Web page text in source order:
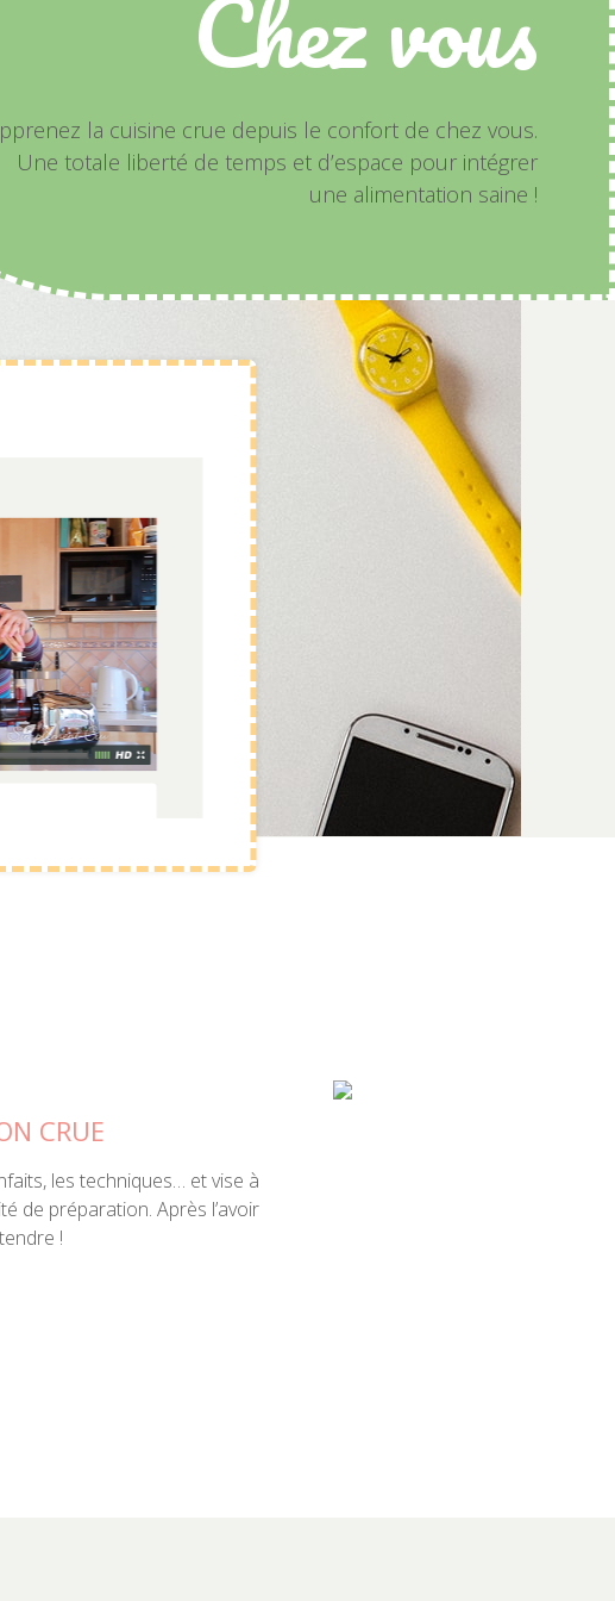
Chez vous
la cuisine crue depuis le confort de chez vous.
Une totale liberté de temps et d’espace pour intégrer
une alimentation saine !
CRUE
les techniques… et vise à
de préparation. Après l’avoir
!